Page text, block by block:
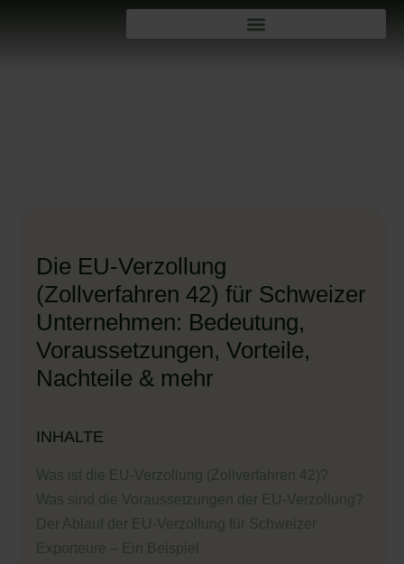
Die EU-Verzollung
(Zollverfahren 42) für Schweizer
Unternehmen: Bedeutung,
Voraussetzungen, Vorteile,
Nachteile & mehr
INHALTE
Was ist die EU-Verzollung (Zollverfahren 42)?
Was sind die Voraussetzungen der EU-Verzollung?
Der Ablauf der EU-Verzollung für Schweizer
Exporteure – Ein Beispiel